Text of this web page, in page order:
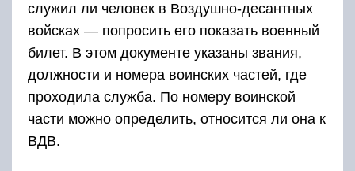
служил ли человек в Воздушно-десантных
войсках — попросить его показать военный
билет. В этом документе указаны звания,
должности и номера воинских частей, где
проходила служба. По номеру воинской
части можно определить, относится ли она к
ВДВ.